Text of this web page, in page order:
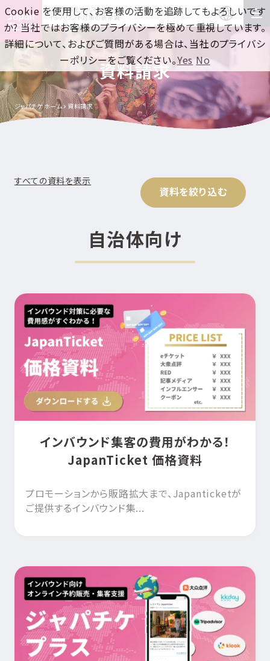
訪日集客をワンストップで！
インバウンド対策の新常識
資料請求
ジャパチケ ホーム 資料請求
すべての資料を表示
資料を絞り込む
自治体向け
インバウンド集客の費用がわかる！
JapanTicket 価格資料
プロモーションから販路拡大まで、Japanticketが
ご提供するインバウンド集...
Cookie を使用して、お客様の活動を追跡してもよろしいです
か? 当社ではお客様のプライバシーを極めて重視しています。
詳細について、およびご質問がある場合は、当社のプライバシ
ーポリシーをご覧ください。Yes No